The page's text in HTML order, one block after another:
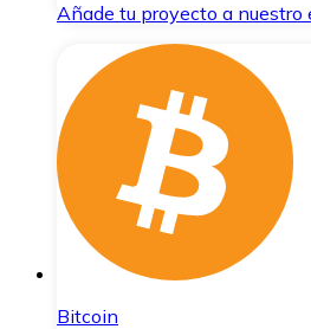
Añade tu proyecto a nuestro
Bitcoin